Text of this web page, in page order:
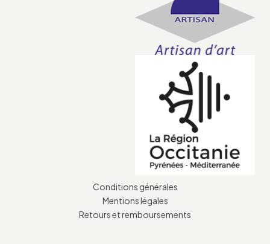
Conditions générales
Mentions légales
Retours et remboursements